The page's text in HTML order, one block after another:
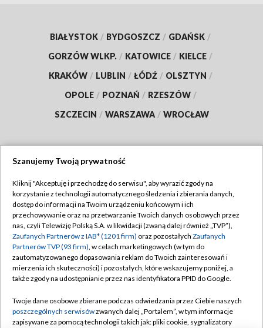
BIAŁYSTOK / BYDGOSZCZ / GDAŃSK /
GORZÓW WLKP. / KATOWICE / KIELCE /
KRAKÓW / LUBLIN / ŁÓDŹ / OLSZTYN /
OPOLE / POZNAŃ / RZESZÓW /
SZCZECIN / WARSZAWA / WROCŁAW
TVP
Abonament TVP
Emisja w TVP
Centrum informacji TVP
Naziemna Telewizja Cyfrowa
Rada Programowa
Regulamin TVP
Polityka prywatności
Moje zgody
Pomoc
Kontakt
Szanujemy Twoją prywatność
Kliknij "Akceptuję i przechodzę do serwisu", aby wyrazić zgody na
korzystanie z technologii automatycznego śledzenia i zbierania danych,
dostęp do informacji na Twoim urządzeniu końcowym i ich
przechowywanie oraz na przetwarzanie Twoich danych osobowych przez
nas, czyli Telewizję Polską S.A. w likwidacji (zwaną dalej również „TVP”),
Zaufanych Partnerów z IAB* (1201 firm) oraz pozostałych Zaufanych
Partnerów TVP (93 firm), w celach marketingowych (w tym do
zautomatyzowanego dopasowania reklam do Twoich zainteresowań i
mierzenia ich skuteczności) i pozostałych, które wskazujemy poniżej, a
także zgody na udostępnianie przez nas identyfikatora PPID do Google.
Twoje dane osobowe zbierane podczas odwiedzania przez Ciebie naszych
poszczególnych serwisówzwanych dalej „Portalem”, w tym informacje
zapisywane za pomocą technologii takich jak: pliki cookie, sygnalizatory